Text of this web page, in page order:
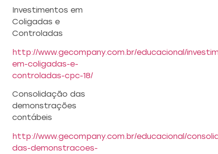
Investimentos em
Coligadas e
Controladas
http://www.gecompany.com.br/educacional/
em-coligadas-e-
controladas-cpc-18/
Consolidação das
demonstrações
contábeis
http://www.gecompany.com.br/educacional/
das-demonstracoes-